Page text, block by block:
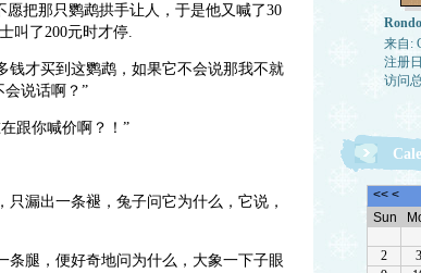
把那只鹦鹉拱手让人，于是他又喊了30
叫了200元时才停.
钱才买到这鹦鹉，如果它不会说那我不就
说话啊？”
跟你喊价啊？！”
漏出一条褪，兔子问它为什么，它说，
条腿，便好奇地问为什么，大象一下子眼
Rondo
来自:
注册
访问